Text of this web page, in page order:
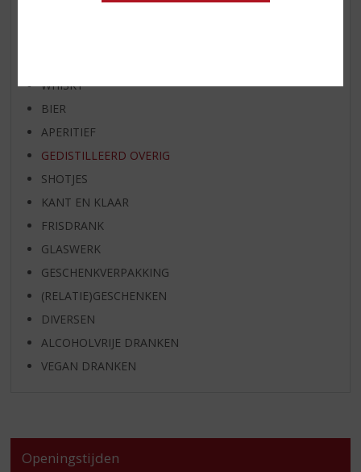
WHISKY
BIER
APERITIEF
GEDISTILLEERD OVERIG
SHOTJES
KANT EN KLAAR
FRISDRANK
GLASWERK
GESCHENKVERPAKKING
(RELATIE)GESCHENKEN
DIVERSEN
ALCOHOLVRIJE DRANKEN
VEGAN DRANKEN
Openingstijden